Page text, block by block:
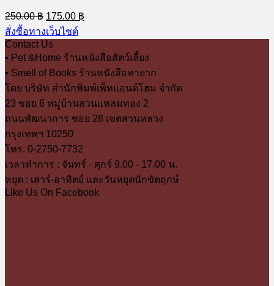
250.00฿ Original
price
was:
250.00 ฿.
175.00 ฿
price
สั่งซื้อทางเว็บไซต์
Contact Us
• Pet &Home ร้านหนังสือสัตว์เลี้ยง
• Smell of Books ร้านหนังสือหายาก
โดย บริษัท สำนักพิมพ์เพ็ทแอนด์โฮม จำกัด
23 ซอย 6 หมู่บ้านสวนแหลมทอง 2
ถนนพัฒนาการ ซอย 28 เขตสวนหลวง
กรุงเทพฯ 10250
โทร. 0-2750-7732
เวลาทำการ : จันทร์ - ศุกร์ 9.00 - 17.00 น.
หยุด : เสาร์-อาทิตย์ และวันหยุดนักขัตฤกษ์
Like Us On Facebook